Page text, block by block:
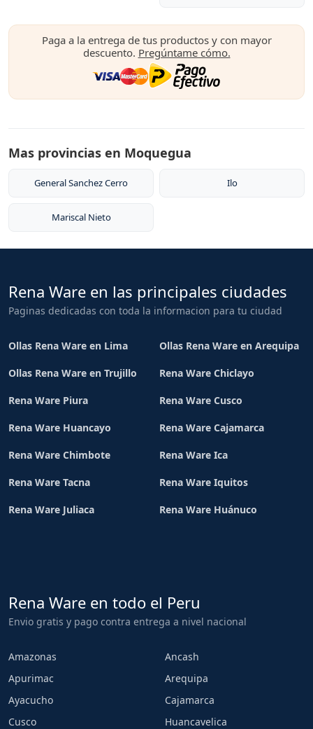
Paga a la entrega de tus productos y con mayor
descuento. Pregúntame cómo.
Mas provincias en Moquegua
General Sanchez Cerro Ilo
Mariscal Nieto
Rena Ware en las principales ciudades
Paginas dedicadas con toda la informacion para tu ciudad
Ollas Rena Ware en Lima Ollas Rena Ware en Arequipa
Ollas Rena Ware en Trujillo Rena Ware Chiclayo
Rena Ware Piura Rena Ware Cusco
Rena Ware Huancayo Rena Ware Cajamarca
Rena Ware Chimbote Rena Ware Ica
Rena Ware Tacna Rena Ware Iquitos
Rena Ware Juliaca Rena Ware Huánuco
Rena Ware en todo el Peru
Envio gratis y pago contra entrega a nivel nacional
Amazonas
Ancash
Apurimac
Arequipa
Ayacucho
Cajamarca
Cusco
Huancavelica